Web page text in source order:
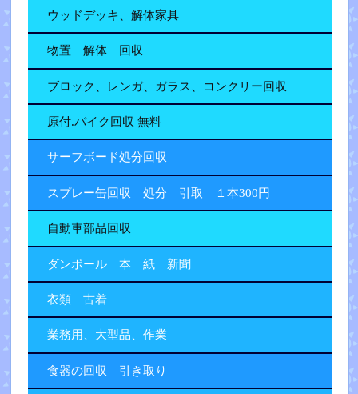
ウッドデッキ、解体家具
物置 解体 回収
ブロック、レンガ、ガラス、コンクリー回収
原付.バイク回収 無料
サーフボード処分回収
スプレー缶回収 処分 引取 １本300円
自動車部品回収
ダンボール 本 紙 新聞
衣類 古着
業務用、大型品、作業
食器の回収 引き取り